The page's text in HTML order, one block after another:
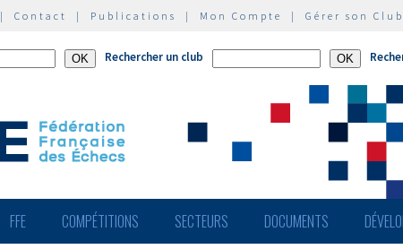
Contact | Publications | Mon Compte | Gérer son Club
Rechercher un club
FFE COMPÉTITIONS SECTEURS DOCUMENTS